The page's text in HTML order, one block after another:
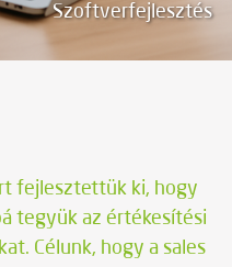
Szoftverfejlesztés
fejlesztettük ki, hogy
tegyük az értékesítési
Célunk, hogy a sales